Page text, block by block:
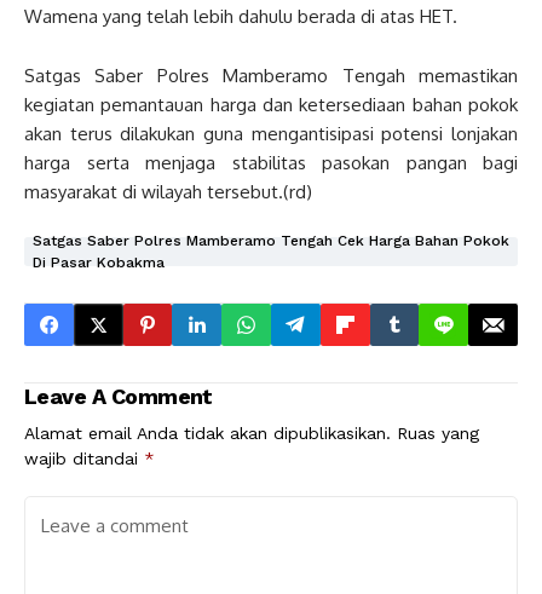
Wamena yang telah lebih dahulu berada di atas HET.
Satgas Saber Polres Mamberamo Tengah memastikan
kegiatan pemantauan harga dan ketersediaan bahan pokok
akan terus dilakukan guna mengantisipasi potensi lonjakan
harga serta menjaga stabilitas pasokan pangan bagi
masyarakat di wilayah tersebut.(rd)
Satgas Saber Polres Mamberamo Tengah Cek Harga Bahan Pokok
Di Pasar Kobakma
Leave A Comment
Alamat email Anda tidak akan dipublikasikan. Ruas yang
wajib ditandai *